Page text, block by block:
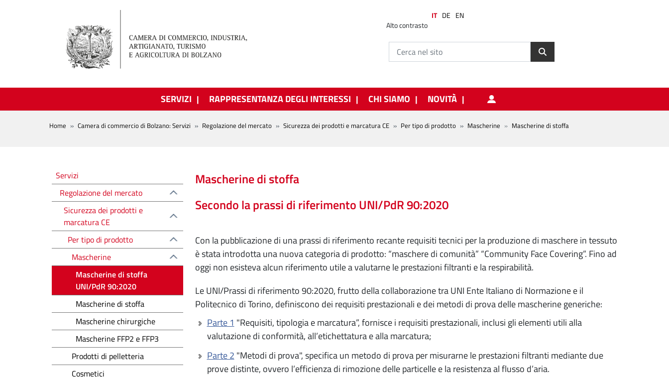
Alto contrasto
IT DE EN
SERVIZI RAPPRESENTANZA DEGLI INTERESSI CHI SIAMO NOVITÀ
BREADCRUMB
Home Camera di commercio di Bolzano: Servizi Regolazione del mercato Sicurezza dei prodotti e marcatura CE Per tipo di prodotto Mascherine Mascherine di stoffa
Mascherine di stoffa
Secondo la prassi di riferimento UNI/PdR 90:2020
Con la pubblicazione di una prassi di riferimento recante requisiti tecnici per la produzione di maschere in tessuto
è stata introdotta una nuova categoria di prodotto: “maschere di comunità” “Community Face Covering”. Fino ad
oggi non esisteva alcun riferimento utile a valutarne le prestazioni filtranti e la respirabilità.
Le UNI/Prassi di riferimento 90:2020, frutto della collaborazione tra UNI Ente Italiano di Normazione e il
Politecnico di Torino, definiscono dei requisiti prestazionali e dei metodi di prova delle mascherine generiche:
Parte 1 "Requisiti, tipologia e marcatura”, fornisce i requisiti prestazionali, inclusi gli elementi utili alla
valutazione di conformità, all’etichettatura e alla marcatura;
Parte 2 "Metodi di prova", specifica un metodo di prova per misurarne le prestazioni filtranti mediante due
prove distinte, ovvero l’efficienza di rimozione delle particelle e la resistenza al flusso d’aria.
Regolazione del mercato
Servizi
Regolazione del mercato
Sicurezza dei prodotti e
marcatura CE
Per tipo di prodotto
Mascherine
Mascherine di stoffa
UNI/PdR 90:2020
Mascherine di stoffa
Mascherine chirurgiche
Mascherine FFP2 e FFP3
Prodotti di pelletteria
Cosmetici